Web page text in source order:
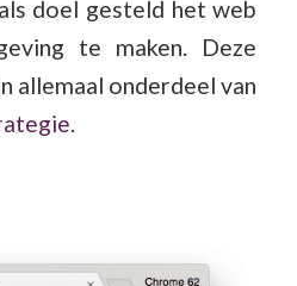
doel gesteld het web
te maken. Deze
allemaal onderdeel van
.